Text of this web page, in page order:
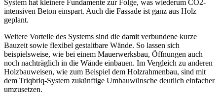
System hat kleinere Fundamente zur Folge, was wiederum CO2-
intensiven Beton einspart. Auch die Fassade ist ganz aus Holz
geplant.
Weitere Vorteile des Systems sind die damit verbundene kurze
Bauzeit sowie flexibel gestaltbare Wände. So lassen sich
beispielsweise, wie bei einem Mauerwerksbau, Öffnungen auch
noch nachträglich in die Wände einbauen. Im Vergleich zu anderen
Holzbauweisen, wie zum Beispiel dem Holzrahmenbau, sind mit
dem Triqbriq-System zukünftige Umbauwünsche deutlich einfacher
umzusetzen.